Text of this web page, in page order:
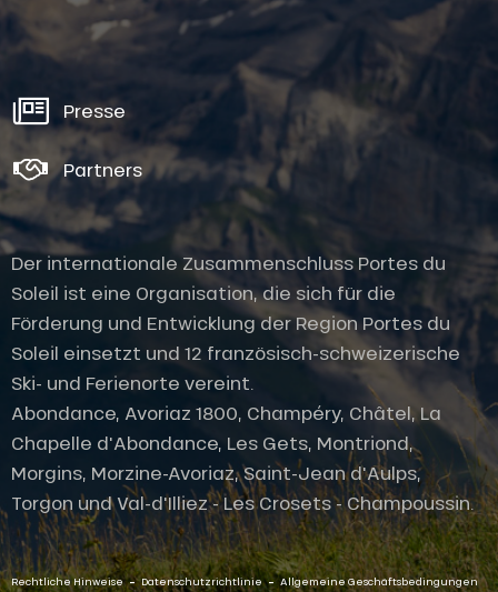
Presse
Partners
Der internationale Zusammenschluss Portes du
Soleil ist eine Organisation, die sich für die
Förderung und Entwicklung der Region Portes du
Soleil einsetzt und 12 französisch-schweizerische
Ski- und Ferienorte vereint.
Abondance, Avoriaz 1800, Champéry, Châtel, La
Chapelle d'Abondance, Les Gets, Montriond,
Morgins, Morzine-Avoriaz, Saint-Jean d'Aulps,
Torgon und Val-d'Illiez - Les Crosets - Champoussin.
Rechtliche Hinweise - Datenschutzrichtlinie - Allgemeine Geschäftsbedingungen